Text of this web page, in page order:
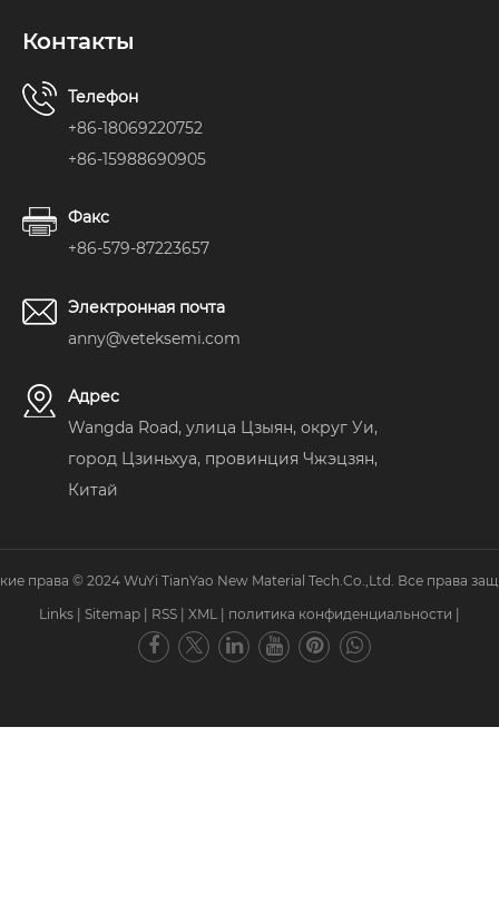
Контакты
Телефон
+86-18069220752
+86-15988690905
Факс
+86-579-87223657
Электронная почта
anny@veteksemi.com
Адрес
Wangda Road, улица Цзыян, округ Уи,
город Цзиньхуа, провинция Чжэцзян,
Китай
права © 2024 WuYi TianYao New Material Tech.Co.,Ltd. Все права
Links
Sitemap RSS XML политика конфиденциальности